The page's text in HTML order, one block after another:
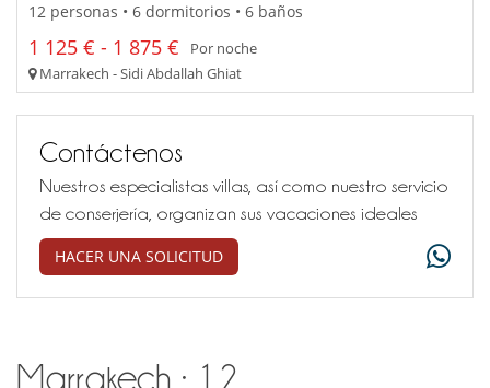
12 personas • 6 dormitorios • 6 baños
1 125 € - 1 875 €
Por noche
Marrakech - Sidi Abdallah Ghiat
Contáctenos
Nuestros especialistas villas, así como nuestro servicio
de conserjería, organizan sus vacaciones ideales
HACER UNA SOLICITUD
Marrakech : 12